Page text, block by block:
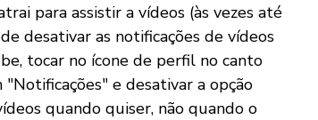
para assistir a vídeos (às vezes até
desativar as notificações de vídeos
tocar no ícone de perfil no canto
e desativar a opção
quando quiser, não quando o